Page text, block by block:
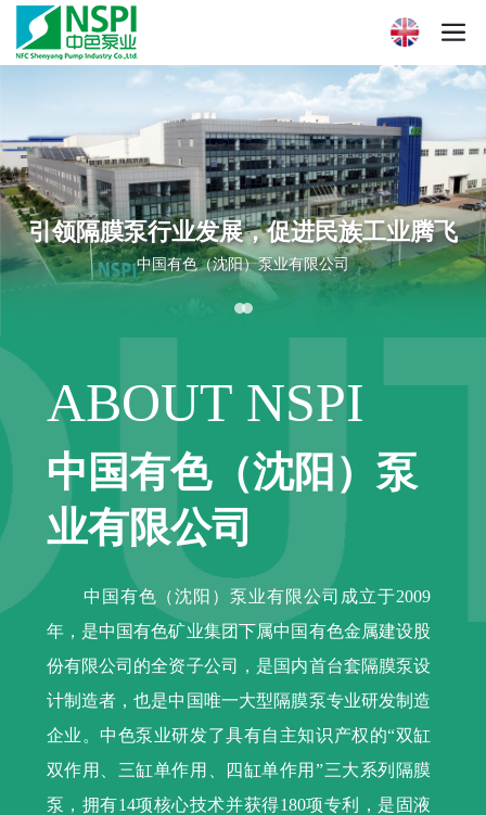
引领隔膜泵行业发展，促进民族工业腾飞
中国有色（沈阳）泵业有限公司
ABOUT NSPI
中国有色（沈阳）泵
业有限公司
中国有色（沈阳）泵业有限公司成立于2009
年，是中国有色矿业集团下属中国有色金属建设股
份有限公司的全资子公司，是国内首台套隔膜泵设
计制造者，也是中国唯一大型隔膜泵专业研发制造
企业。中色泵业研发了具有自主知识产权的“双缸
双作用、三缸单作用、四缸单作用”三大系列隔膜
泵，拥有14项核心技术并获得180项专利，是固液